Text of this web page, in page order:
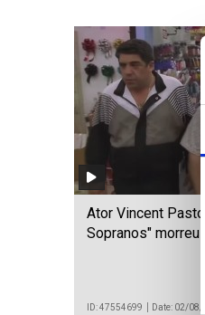
Ator Vincent
Sopranos" morreu
ID: 47554699 Date: 02/08/